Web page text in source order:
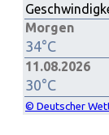
Morgen
34°C
11.08.2026
30°C
© Deutscher